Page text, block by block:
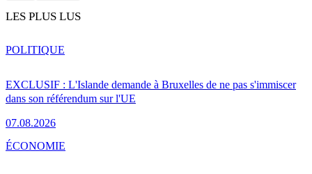
LES PLUS LUS
EXCLUSIF : L'Islande demande à Bruxelles de ne pas s'immiscer
dans son référendum sur l'UE
07.08.2026
POLITIQUE
ÉCONOMIE